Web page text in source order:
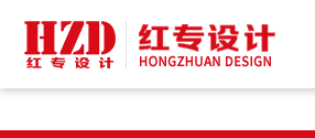
好色先生污下载,好色